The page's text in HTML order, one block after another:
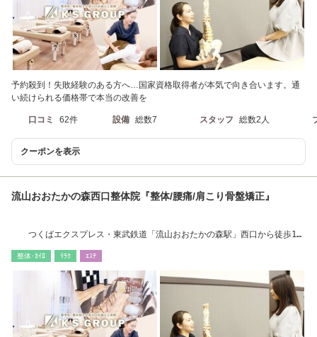
予約殺到！失敗経験のある方へ…国家資格取得者が本気で向き合います。通
い続けられる価格帯で本当の改善を
口コミ 62件 設備 総数7 スタッフ 総数2人
クーポンを表示
流山おおたかの森西口整体院『整体/腰痛/肩こり骨盤矯正』
つくばエクスプレス・東武鉄道「流山おおたかの森駅」西口から徒歩1分
整体･ｶｲﾛ ﾘﾗｸ ｴｽﾃ